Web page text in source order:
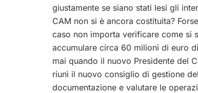
giustamente se siano stati lesi gli
CAM non si è ancora costituita?
caso non importa verificare come si
accumulare circa 60 milioni di euro
mai quando il nuovo Presidente del
riunì il nuovo consiglio di gestione
documentazione e valutare le